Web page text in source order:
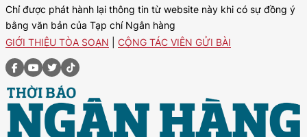
Chỉ được phát hành lại thông tin từ website này khi có sự đồng ý
bằng văn bản của Tạp chí Ngân hàng
GIỚI THIỆU TÒA SOẠN
CỘNG TÁC VIÊN GỬI BÀI